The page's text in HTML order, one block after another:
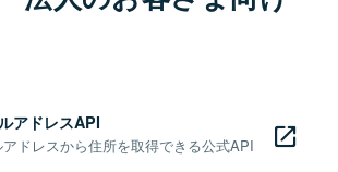
アドレスAPI
ドレスから住所を取得できる公式API